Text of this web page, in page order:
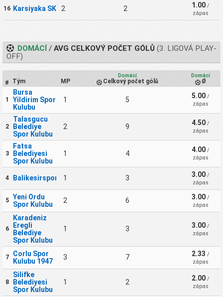
16 Karsiyaka SK 2 2 1.00 /
zápas
DOMÁCÍ /AVG CELKOVÝ POČET GÓLŮ (3. LIGOVÁ PLAY-
OFF)
# Tým MP
Domácí
Celkový počet gólů
Domácí
Ø
1
Bursa
Yildirim Spor
Kulubu
1 5 5.00 /
zápas
2
Talasgucu
Belediye
Spor Kulubu
2 9 4.50 /
zápas
3
Fatsa
Belediyesi
Spor Kulubu
1 4 4.00 /
zápas
4 Balikesirspor 1 3 3.00 /
zápas
5
Yeni Ordu
Spor Kulubu
2 6 3.00 /
zápas
6
Karadeniz
Eregli
Belediye
Spor Kulubu
1 3 3.00 /
zápas
7
Corlu Spor
Kulubu 1947
3 7 2.33 /
zápas
8
Silifke
Belediyesi
Spor Kulubu
1 2 2.00 /
zápas